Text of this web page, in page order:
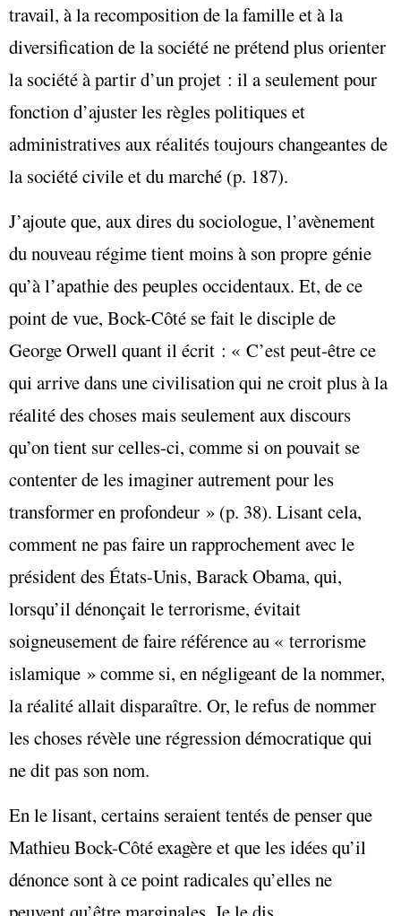
travail, à la recomposition de la famille et à la
diversification de la société ne prétend plus orienter
la société à partir d’un projet : il a seulement pour
fonction d’ajuster les règles politiques et
administratives aux réalités toujours changeantes de
la société civile et du marché (p. 187).
J’ajoute que, aux dires du sociologue, l’avènement
du nouveau régime tient moins à son propre génie
qu’à l’apathie des peuples occidentaux. Et, de ce
point de vue, Bock-Côté se fait le disciple de
George Orwell quant il écrit : « C’est peut-être ce
qui arrive dans une civilisation qui ne croit plus à la
réalité des choses mais seulement aux discours
qu’on tient sur celles-ci, comme si on pouvait se
contenter de les imaginer autrement pour les
transformer en profondeur » (p. 38). Lisant cela,
comment ne pas faire un rapprochement avec le
président des États-Unis, Barack Obama, qui,
lorsqu’il dénonçait le terrorisme, évitait
soigneusement de faire référence au « terrorisme
islamique » comme si, en négligeant de la nommer,
la réalité allait disparaître. Or, le refus de nommer
les choses révèle une régression démocratique qui
ne dit pas son nom.
En le lisant, certains seraient tentés de penser que
Mathieu Bock-Côté exagère et que les idées qu’il
dénonce sont à ce point radicales qu’elles ne